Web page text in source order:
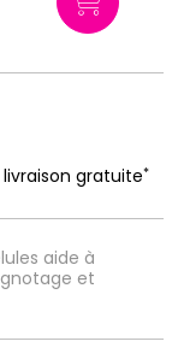
aide à
et
gratuite*